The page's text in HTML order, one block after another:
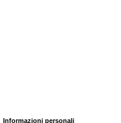
Informazioni personali